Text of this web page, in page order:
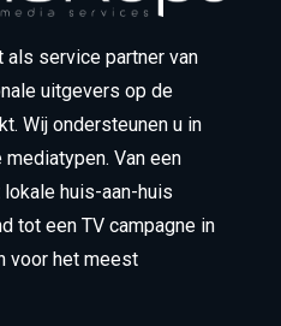
als service partner van
uitgevers op de
Wij ondersteunen u in
Van een
huis-aan-huis
tot een TV campagne in
voor het meest